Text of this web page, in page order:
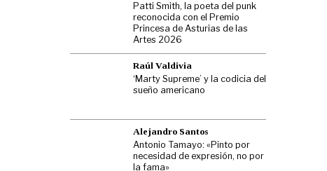
Patti Smith, la poeta del punk
reconocida con el Premio
Princesa de Asturias de las
Artes 2026
Raúl Valdivia
‘Marty Supreme’ y la codicia del
sueño americano
Alejandro Santos
Antonio Tamayo: «Pinto por
necesidad de expresión, no por
la fama»